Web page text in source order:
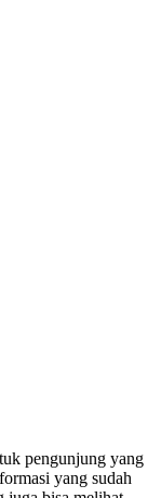
pengunjung yang
yang sudah